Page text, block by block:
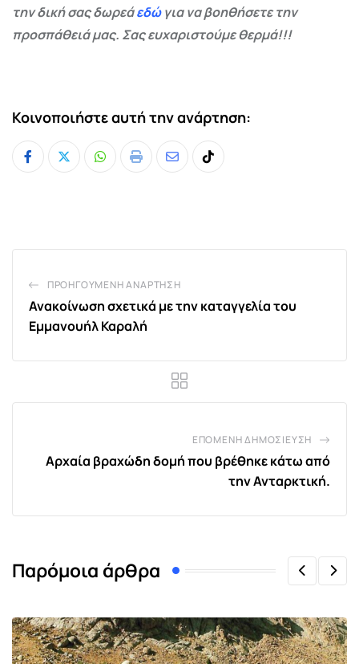
την δική σας δωρεάεδώγια να βοηθήσετε την
προσπάθειά μας. Σας ευχαριστούμε θερμά!!!
Κοινοποιήστε αυτή την ανάρτηση:
Whatsapp
Print
ShareTiktok
ΠΡΟΗΓΟΎΜΕΝΗ ΑΝΆΡΤΗΣΗ
Ανακοίνωση σχετικά με την καταγγελία του
Εμμανουήλ Καραλή
ΕΠΌΜΕΝΗ ΔΗΜΟΣΊΕΥΣΗ
Αρχαία βραχώδη δομή που βρέθηκε κάτω από
την Ανταρκτική.
Παρόμοια άρθρα